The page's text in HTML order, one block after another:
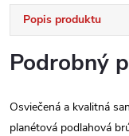
Popis produktu
Podrobný
Osviečená a kvalitná
planétová podlahová